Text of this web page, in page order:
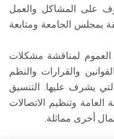
على المشاكل والعمل
بمجلس الجامعة ومتابعة
العموم لمناقشة مشكلات
والقرارات والنظم
يشرف عليها. التنسيق
العامة وتنظيم الاتصالات
أخرى مماثلة.